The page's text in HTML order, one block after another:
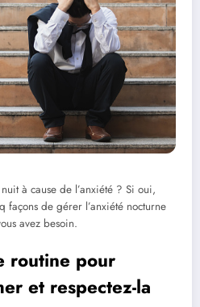
à cause de l’anxiété ? Si oui,
façons de gérer l’anxiété nocturne
avez besoin.
routine pour
et respectez-la